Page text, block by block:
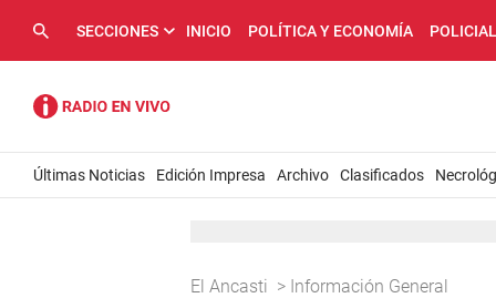
SECCIONES INICIO POLÍTICA Y ECONOMÍA
Últimas Noticias Edición Impresa Archivo Clasificados
El Ancasti > Información General